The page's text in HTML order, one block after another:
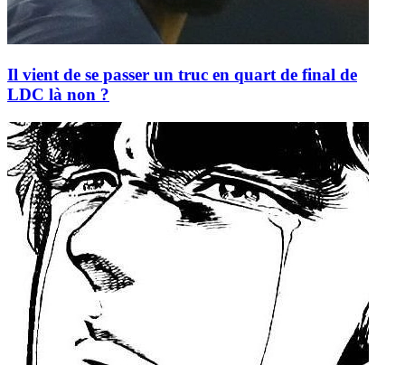
Il vient de se passer un truc en quart de final de
LDC là non ?